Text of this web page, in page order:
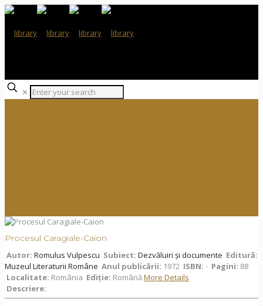
✕
Procesul Caragiale-Caion
Autor: Romulus Vulpescu Subiect: Dezvăluiri și documente Editură:
Muzeul Literaturii Române Anul publicării: 1972 ISBN: - Pagini: 88
Localitate: România Ediţie: Română More Details
Descriere: